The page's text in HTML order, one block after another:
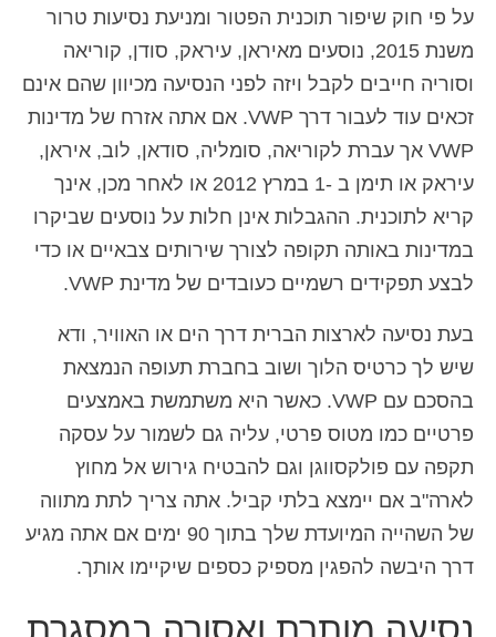
על פי חוק שיפור תוכנית הפטור ומניעת נסיעות טרור
משנת 2015, נוסעים מאיראן, עיראק, סודן, קוריאה
וסוריה חייבים לקבל ויזה לפני הנסיעה מכיוון שהם אינם
זכאים עוד לעבור דרך VWP. אם אתה אזרח של מדינות
VWP אך עברת לקוריאה, סומליה, סודאן, לוב, איראן,
עיראק או תימן ב -1 במרץ 2012 או לאחר מכן, אינך
קריא לתוכנית. ההגבלות אינן חלות על נוסעים שביקרו
במדינות באותה תקופה לצורך שירותים צבאיים או כדי
לבצע תפקידים רשמיים כעובדים של מדינת VWP.
בעת נסיעה לארצות הברית דרך הים או האוויר, ודא
שיש לך כרטיס הלוך ושוב בחברת תעופה הנמצאת
בהסכם עם VWP. כאשר היא משתמשת באמצעים
פרטיים כמו מטוס פרטי, עליה גם לשמור על עסקה
תקפה עם פולקסווגן וגם להבטיח גירוש אל מחוץ
לארה"ב אם יימצא בלתי קביל. אתה צריך לתת מתווה
של השהייה המיועדת שלך בתוך 90 ימים אם אתה מגיע
דרך היבשה להפגין מספיק כספים שיקיימו אותך.